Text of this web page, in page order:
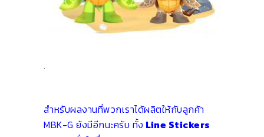
.
สำหรับผลงานที่พวกเราได้ผลิตให้กับลูกค้า
MBK-G ยังมีอีกนะครับ ทั้ง Line Stickers